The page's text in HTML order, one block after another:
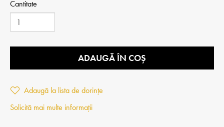
Cantitate
ADAUGĂ ÎN COȘ
Adaugă la lista de dorințe
Solicită mai multe informații